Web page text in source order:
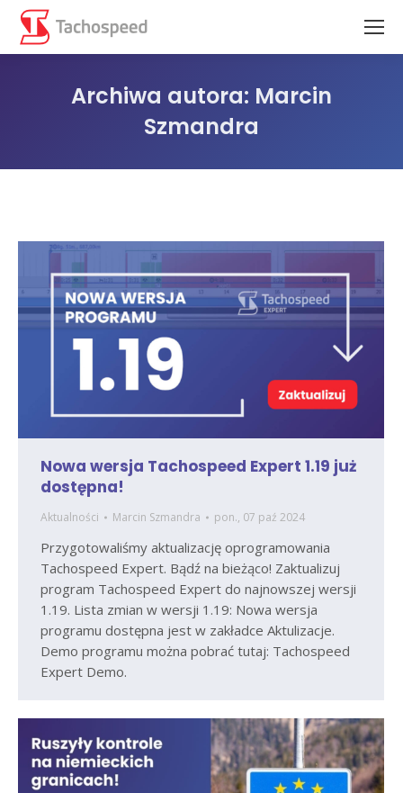
Archiwa autora: Marcin
Szmandra
Nowa wersja Tachospeed Expert 1.19 już
dostępna!
Aktualności Marcin Szmandra pon., 07 paź 2024
Przygotowaliśmy aktualizację oprogramowania
Tachospeed Expert. Bądź na bieżąco! Zaktualizuj
program Tachospeed Expert do najnowszej wersji
1.19. Lista zmian w wersji 1.19: Nowa wersja
programu dostępna jest w zakładce Aktulizacje.
Demo programu można pobrać tutaj: Tachospeed
Expert Demo.